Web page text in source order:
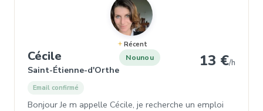
Récent
Cécile , Nounou à Saint-Étienne-d'Orthe
Saint-Étienne-d'Orthe
Nounou 13 €/h
Email confirmé
Bonjour Je m appelle Cécile, je recherche un emploi